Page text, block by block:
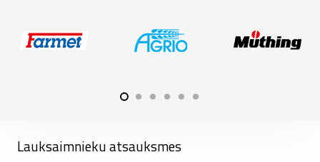
Lauksaimnieku atsauksmes